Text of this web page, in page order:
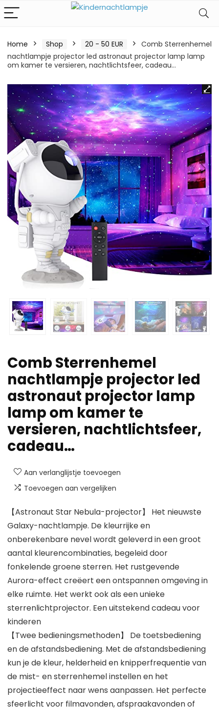
Home Shop 20 - 50 EUR
Comb Sterrenhemel
nachtlampje projector led astronaut projector lamp lamp
om kamer te versieren, nachtlichtsfeer, cadeau…
Comb Sterrenhemel
nachtlampje projector led
astronaut projector lamp
lamp om kamer te
versieren, nachtlichtsfeer,
cadeau…
Aan verlanglijstje toevoegen
Toevoegen aan vergelijken
【Astronaut Star Nebula-projector】 Het nieuwste
Galaxy-nachtlampje. De kleurrijke en
onberekenbare nevel wordt geleverd in een groot
aantal kleurencombinaties, begeleid door
fonkelende groene sterren. Het rustgevende
Aurora-effect creëert een ontspannen omgeving in
elke ruimte. Het werkt ook als een unieke
sterrenlichtprojector. Een uitstekend cadeau voor
kinderen
【Twee bedieningsmethoden】 De toetsbediening
en de afstandsbediening. Met de afstandsbediening
kun je de kleur, helderheid en knipperfrequentie van
de mist- en sterrenhemel instellen en het
projectieeffect naar wens aanpassen. Het perfecte
sfeerlicht voor filmavonden, afspraakavonden of